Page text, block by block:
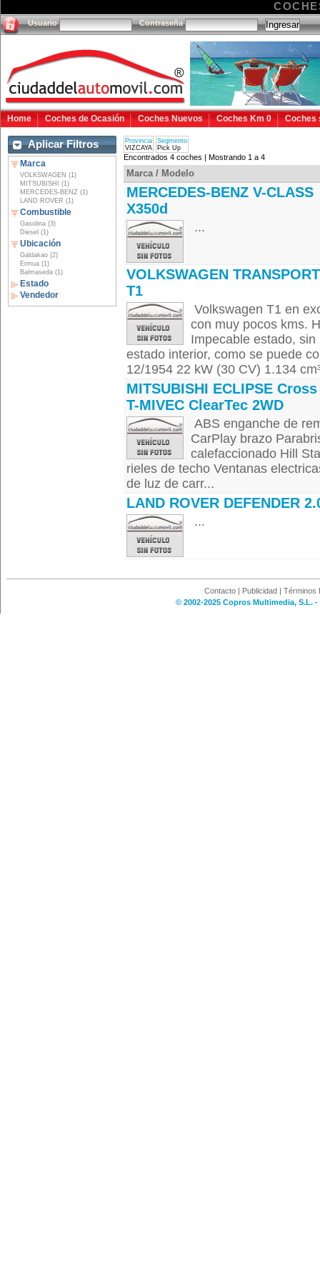
Usuario Contraseña
Home Coches de Ocasión Coches Nuevos Coches Km 0 Coches
Aplicar Filtros
Marca
VOLKSWAGEN (1)
MITSUBISHI (1)
MERCEDES-BENZ (1)
LAND ROVER (1)
Combustible
Gasolina (3)
Diesel (1)
Ubicación
Galdakao (2)
Ermua (1)
Balmaseda (1)
Estado
Vendedor
Provincia
VIZCAYA
Segmento
Pick Up
Encontrados 4 coches | Mostrando 1 a 4
Marca / Modelo
MERCEDES-BENZ V-CLASS
X350d
...
VOLKSWAGEN
T1
Volkswagen T1 en
con muy pocos kms.
Impecable estado,
estado interior, como se puede
12/1954 22 kW (30 CV) 1.134
MITSUBISHI ECLIPSE
T-MIVEC ClearTec 2WD
ABS enganche de
CarPlay brazo
calefaccionado Hill
rieles de techo Ventanas
de luz de carr...
LAND ROVER DEFENDER
...
Contacto | Publicidad | Términos
© 2002-2025 Copros Multimedia, S.L.